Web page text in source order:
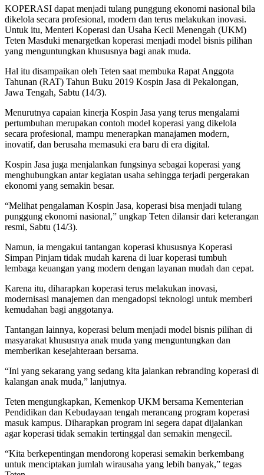
KOPERASI dapat menjadi tulang punggung ekonomi nasional bila
dikelola secara profesional, modern dan terus melakukan inovasi.
Untuk itu, Menteri Koperasi dan Usaha Kecil Menengah (UKM)
Teten Masduki menargetkan koperasi menjadi model bisnis pilihan
yang menguntungkan khususnya bagi anak muda.
Hal itu disampaikan oleh Teten saat membuka Rapat Anggota
Tahunan (RAT) Tahun Buku 2019 Kospin Jasa di Pekalongan,
Jawa Tengah, Sabtu (14/3).
Menurutnya capaian kinerja Kospin Jasa yang terus mengalami
pertumbuhan merupakan contoh model koperasi yang dikelola
secara profesional, mampu menerapkan manajamen modern,
inovatif, dan berusaha memasuki era baru di era digital.
Kospin Jasa juga menjalankan fungsinya sebagai koperasi yang
menghubungkan antar kegiatan usaha sehingga terjadi pergerakan
ekonomi yang semakin besar.
“Melihat pengalaman Kospin Jasa, koperasi bisa menjadi tulang
punggung ekonomi nasional,” ungkap Teten dilansir dari keterangan
resmi, Sabtu (14/3).
Namun, ia mengakui tantangan koperasi khususnya Koperasi
Simpan Pinjam tidak mudah karena di luar koperasi tumbuh
lembaga keuangan yang modern dengan layanan mudah dan cepat.
Karena itu, diharapkan koperasi terus melakukan inovasi,
modernisasi manajemen dan mengadopsi teknologi untuk memberi
kemudahan bagi anggotanya.
Tantangan lainnya, koperasi belum menjadi model bisnis pilihan di
masyarakat khususnya anak muda yang menguntungkan dan
memberikan kesejahteraan bersama.
“Ini yang sekarang yang sedang kita jalankan rebranding koperasi di
kalangan anak muda,” lanjutnya.
Teten mengungkapkan, Kemenkop UKM bersama Kementerian
Pendidikan dan Kebudayaan tengah merancang program koperasi
masuk kampus. Diharapkan program ini segera dapat dijalankan
agar koperasi tidak semakin tertinggal dan semakin mengecil.
“Kita berkepentingan mendorong koperasi semakin berkembang
untuk menciptakan jumlah wirausaha yang lebih banyak,” tegas